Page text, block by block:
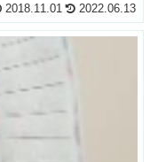
2018.11.01 2022.06.13